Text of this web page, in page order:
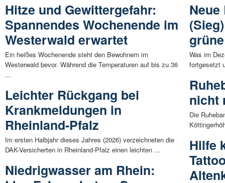
Hitze und Gewittergefahr:
Spannendes Wochenende im
Westerwald erwartet
Ein heißes Wochenende steht den Bewohnern im
Westerwald bevor. Während die Temperaturen auf bis zu 36
...
Leichter Rückgang bei
Krankmeldungen in
Rheinland-Pfalz
Im ersten Halbjahr dieses Jahres (2026) verzeichneten die
DAK-Versicherten in Rheinland-Pfalz einen leichten ...
Niedrigwasser am Rhein:
Neue
Was im
fortgesetzt
nicht
Die
Hilfe